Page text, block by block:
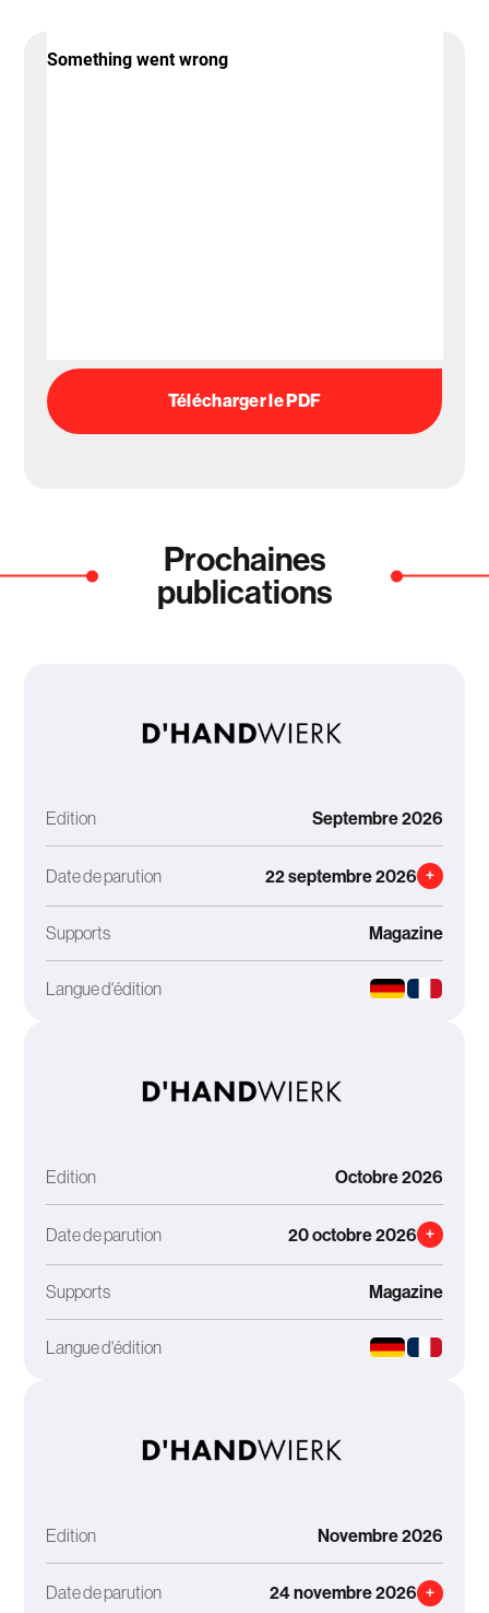
Télécharger le PDF
Prochaines
publications
Edition Septembre 2026
Date de parution 22 septembre 2026 +
Supports Magazine
Langue d'édition
Edition Octobre 2026
Date de parution 20 octobre 2026 +
Supports Magazine
Langue d'édition
Edition Novembre 2026
Date de parution 24 novembre 2026 +